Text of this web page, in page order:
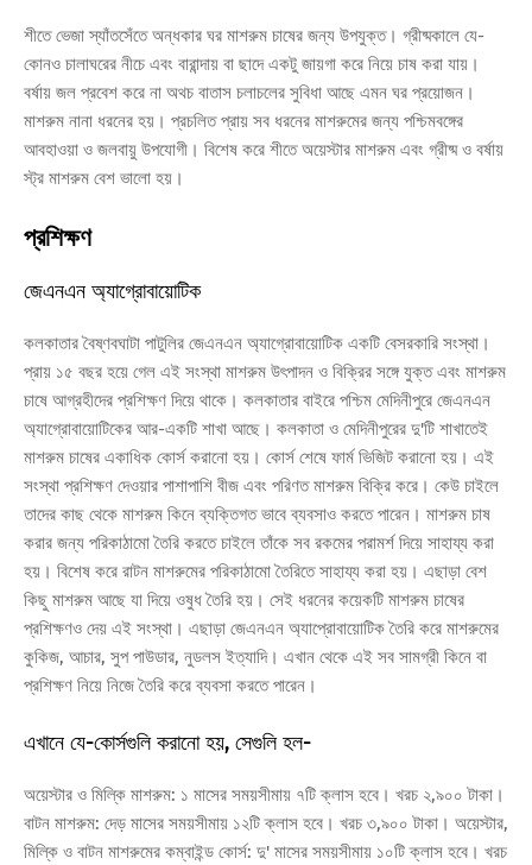
শীতে ভেজা স্যাঁতসেঁতে অন্ধকার ঘর মাশরুম চাষের জন্য উপযুক্ত। গ্রীষ্মকালে যে-
কোনও চালাঘরের নীচে এবং বারান্দায় বা ছাদে একটু জায়গা করে নিয়ে চাষ করা যায়।
বর্ষায় জল প্রবেশ করে না অথচ বাতাস চলাচলের সুবিধা আছে এমন ঘর প্রয়োজন।
মাশরুম নানা ধরনের হয়। প্রচলিত প্রায় সব ধরনের মাশরুমের জন্য পশ্চিমবঙ্গের
আবহাওয়া ও জলবায়ু উপযোগী। বিশেষ করে শীতে অয়েস্টার মাশরুম এবং গ্রীষ্ম ও বর্ষায়
স্ট্র মাশরুম বেশ ভালো হয়।
প্রশিক্ষণ
জেএনএন অ্যাগ্রোবায়োটিক
কলকাতার বৈষ্ণবঘাটা পাটুলির জেএনএন অ্যাগ্রোবায়োটিক একটি বেসরকারি সংস্থা।
প্রায় ১৫ বছর হয়ে গেল এই সংস্থা মাশরুম উৎপাদন ও বিক্রির সঙ্গে যুক্ত এবং মাশরুম
চাষে আগ্রহীদের প্রশিক্ষণ দিয়ে থাকে। কলকাতার বাইরে পশ্চিম মেদিনীপুরে জেএনএন
অ্যাগ্রোবায়োটিকের আর-একটি শাখা আছে। কলকাতা ও মেদিনীপুরের দু'টি শাখাতেই
মাশরুম চাষের একাধিক কোর্স করানো হয়। কোর্স শেষে ফার্ম ভিজিট করানো হয়। এই
সংস্থা প্রশিক্ষণ দেওয়ার পাশাপাশি বীজ এবং পরিণত মাশরুম বিক্রি করে। কেউ চাইলে
তাদের কাছ থেকে মাশরুম কিনে ব্যক্তিগত ভাবে ব্যবসাও করতে পারেন। মাশরুম চাষ
করার জন্য পরিকাঠামো তৈরি করতে চাইলে তাঁকে সব রকমের পরামর্শ দিয়ে সাহায্য করা
হয়। বিশেষ করে রাটন মাশরুমের পরিকাঠামো তৈরিতে সাহায্য করা হয়। এছাড়া বেশ
কিছু মাশরুম আছে যা দিয়ে ওষুধ তৈরি হয়। সেই ধরনের কয়েকটি মাশরুম চাষের
প্রশিক্ষণও দেয় এই সংস্থা। এছাড়া জেএনএন অ্যাপ্রোবায়োটিক তৈরি করে মাশরুমের
কুকিজ, আচার, সুপ পাউডার, নুডলস ইত্যাদি। এখান থেকে এই সব সামগ্রী কিনে বা
প্রশিক্ষণ নিয়ে নিজে তৈরি করে ব্যবসা করতে পারেন।
এখানে যে-কোর্সগুলি করানো হয়, সেগুলি হল-
অয়েস্টার ও মিল্কি মাশরুম: ১ মাসের সময়সীমায় ৭টি ক্লাস হবে। খরচ ২,৯০০ টাকা।
বাটন মাশরুম: দেড় মাসের সময়সীমায় ১২টি ক্লাস হবে। খরচ ৩,৯০০ টাকা। অয়েস্টার,
মিল্কি ও বাটন মাশরুমের কম্বাইন্ড কোর্স: দু' মাসের সময়সীমায় ১০টি ক্লাস হবে। খরচ